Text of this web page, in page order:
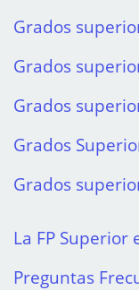
Grados
Grados
Grados
Grados
Grados
La FP Superior
Preguntas